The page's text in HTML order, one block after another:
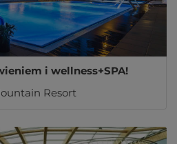
i wellness+SPA!
Resort